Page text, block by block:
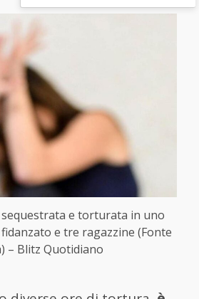
sequestrata e torturata in uno
e tre ragazzine (Fonte
– Blitz Quotidiano